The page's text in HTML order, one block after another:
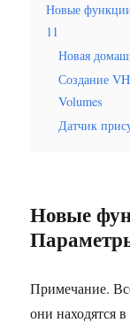
Новые
11
Новая
Создание
Volumes
Датчик
Новые
Примечание.
они находятся